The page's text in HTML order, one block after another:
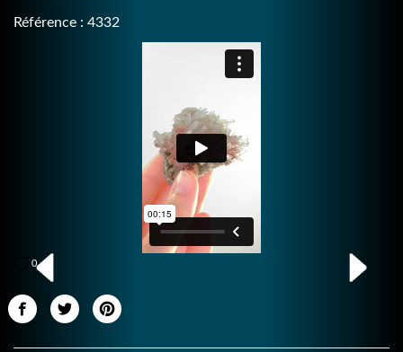
Référence : 4332
0